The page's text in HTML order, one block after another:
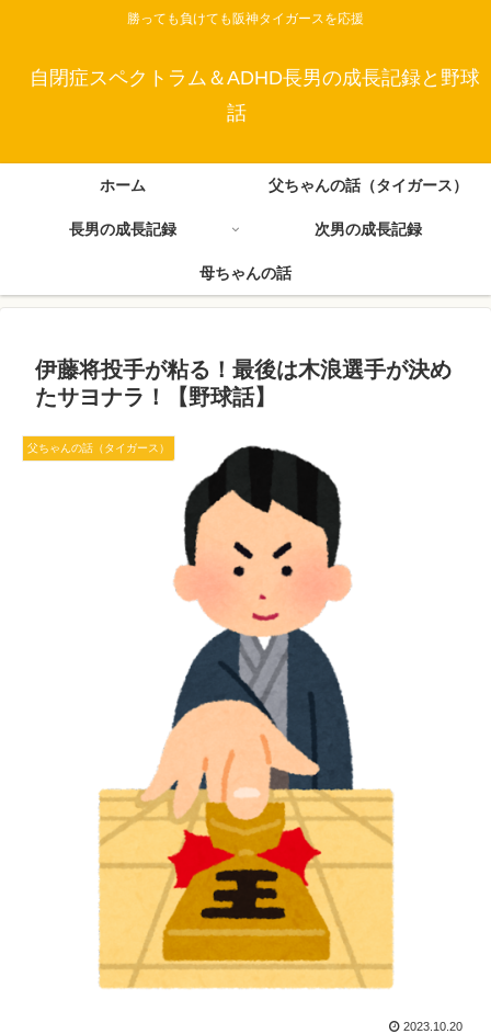
勝っても負けても阪神タイガースを応援
自閉症スペクトラム＆ADHD長男の成長記録と野球
話
ホーム 父ちゃんの話（タイガース）
長男の成長記録 次男の成長記録
母ちゃんの話
伊藤将投手が粘る！最後は木浪選手が決め
たサヨナラ！【野球話】
父ちゃんの話（タイガース）
2023.10.20